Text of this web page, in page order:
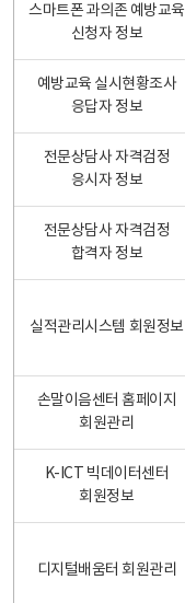
스마트폰 과의존 예방교육
신청자 정보
예방교육 실시현황조사
응답자 정보
전문상담사 자격검정
응시자 정보
전문상담사 자격검정
합격자 정보
실적관리시스템 회원정보
손말이음센터 홈페이지
회원관리
K-ICT 빅데이터센터
회원정보
디지털배움터 회원관리